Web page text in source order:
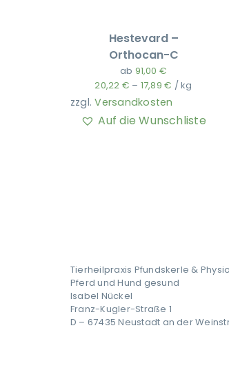
Hestevard –
Orthocan-C
ab 91,00 €
20,22 € – 17,89€ /kg
zzgl.Versandkosten
Auf die Wunschliste
Tierheilpraxis Pfundskerle &
Pferd und Hund gesund
Isabel Nückel
Franz-Kugler-Straße 1
D – 67435 Neustadt an der